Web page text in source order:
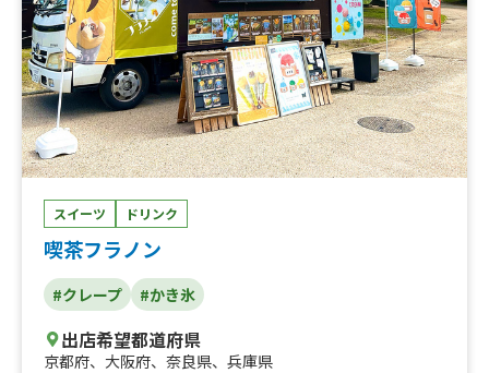
スイーツ ドリンク
喫茶フラノン
#クレープ #かき氷
出店希望都道府県
京都府、 大阪府、 奈良県、 兵庫県